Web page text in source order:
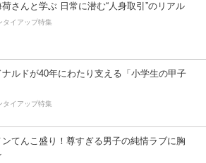
荷さんと学ぶ 日常に潜む“人身取引”のリアル
タイアップ特集
ナルドが40年にわたり支える「小学生の甲子
タイアップ特集
ンてんこ盛り！尊すぎる男子の純情ラブに胸